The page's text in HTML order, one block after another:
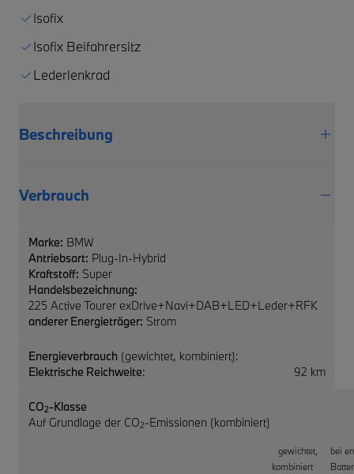
Isofix
Isofix Beifahrersitz
Lederlenkrad
Beschreibung
Verbrauch
Marke: BMW
Antriebsart: Plug-In-Hybrid
Kraftstoff: Super
Handelsbezeichnung:
225 Active Tourer exDrive+Navi+DAB+LED+Leder+RFK
anderer Energieträger: Strom
Energieverbrauch (gewichtet, kombiniert):
Elektrische Reichweite: 92 km
CO2-Klasse
Auf Grundlage der CO2-Emissionen (kombiniert)
gewichtet,
kombiniert
bei